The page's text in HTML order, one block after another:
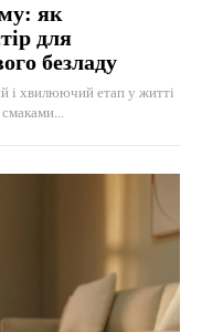
як
для
безладу
і хвилюючий етап у житті